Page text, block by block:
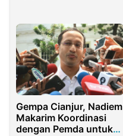
Gempa Cianjur, Nadiem
Makarim Koordinasi
dengan Pemda untuk